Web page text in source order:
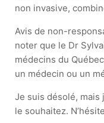
non invasive,
Avis de non-
noter que le Dr
médecins du
un médecin ou un
Je suis désolé,
le souhaitez.